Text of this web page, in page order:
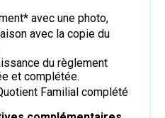
avec une photo,
avec la copie du
du règlement
et complétée.
Familial complété